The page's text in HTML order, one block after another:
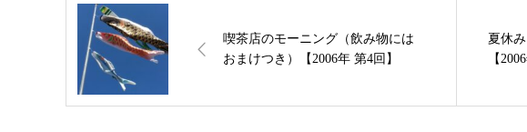
喫茶店のモーニング（飲み物には
おまけつき）【2006年 第4回】
夏休み 〜東北の夏祭りに行こう ～